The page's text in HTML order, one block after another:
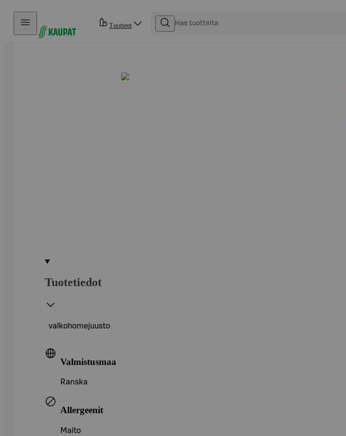
Hyppää sisältöön
Tuotteet
Tuotetiedot
valkohomejuusto
Valmistusmaa
Ranska
Allergeenit
Maito